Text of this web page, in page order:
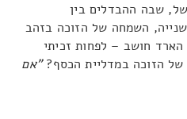
שבה ההבדלים בין
השמחה של הזוכה בזהב
חושב – לפחות זכיתי
של הזוכה במדליית הכסף?"אם